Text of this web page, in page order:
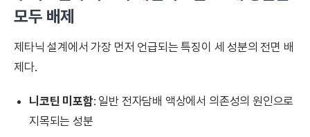
모두 배제
제타닉 설계에서 가장 먼저 언급되는 특징이 세 성분의 전면 배
제다.
니코틴 미포함: 일반 전자담배 액상에서 의존성의 원인으로
지목되는 성분